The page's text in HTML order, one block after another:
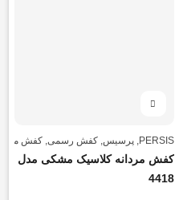
,کلاسیک, مردانه PERSIS
, پرسیس, کفش رسمی, کفش
کفش مردانه کلاسیک مشکی مدل
4418